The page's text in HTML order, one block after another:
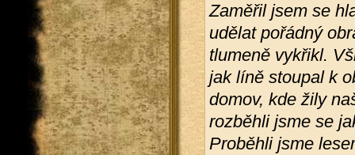
Zaměřil jsem se
udělat pořádný
tlumeně vykřikl.
jak líně stoupal k
domov, kde žily
rozběhli jsme se
Proběhli jsme